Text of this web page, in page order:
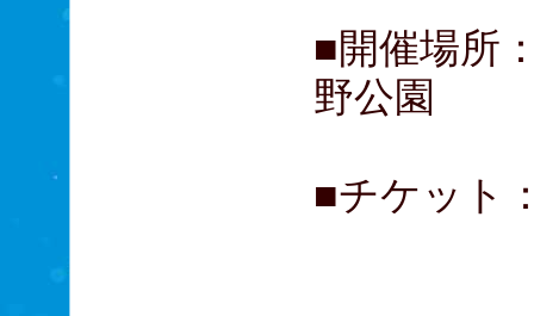
■開催場所
野公園
■チケッ